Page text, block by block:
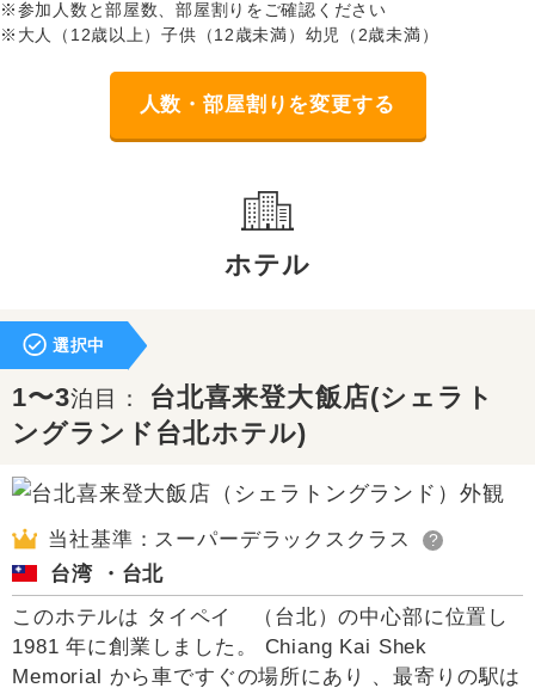
※参加人数と部屋数、部屋割りをご確認ください
※大人（12歳以上）子供（12歳未満）幼児（2歳未満）
人数・部屋割りを変更する
ホテル
選択中
1〜3泊目： 台北喜来登大飯店(シェラト
ングランド台北ホテル)
当社基準：スーパーデラックスクラス ?
台湾 ・台北
このホテルは タイペイ （台北）の中心部に位置し
1981 年に創業しました。 Chiang Kai Shek
Memorial から車ですぐの場所にあり 、最寄りの駅は